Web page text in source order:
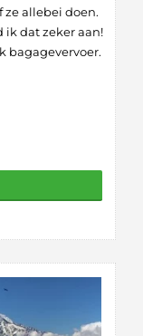
ze allebei doen.
ik dat zeker aan!
bagagevervoer.